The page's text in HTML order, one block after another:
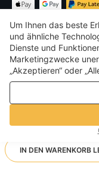
IN DEN WARENKORB
€
Um Ihnen das beste
und ähnliche
Dienste und
Marketingzwecke
„Akzeptieren“ oder
Leistungs-, Analyse-
ablehnen möchten.
Datenschutz- und